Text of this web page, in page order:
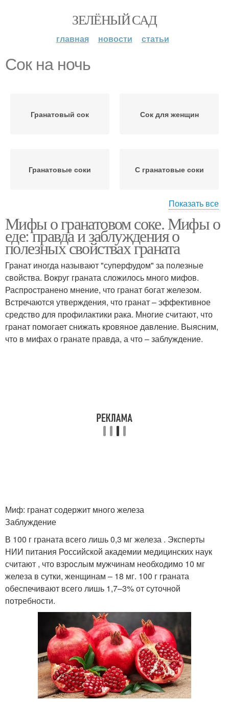
ЗЕЛЁНЫЙ САД
главная новости статьи
Сок на ночь
Гранатовый сок Сок для женщин
Гранатовые соки С гранатовые соки
Сок в лечебных целях Сок при онкологии
Сок в чистом виде
Показать все
Мифы о гранатовом соке. Мифы о
еде: правда и заблуждения о
полезных свойствах граната
Гранат иногда называют "суперфудом" за полезные
свойства. Вокруг граната сложилось много мифов.
Распространено мнение, что гранат богат железом.
Встречаются утверждения, что гранат – эффективное
средство для профилактики рака. Многие считают, что
гранат помогает снижать кровяное давление. Выясним,
что в мифах о гранате правда, а что – заблуждение.
Миф: гранат содержит много железа
Заблуждение
В 100 г граната всего лишь 0,3 мг железа . Эксперты
НИИ питания Российской академии медицинских наук
считают , что взрослым мужчинам необходимо 10 мг
железа в сутки, женщинам – 18 мг. 100 г граната
обеспечивают всего лишь 1,7–3% от суточной
потребности.